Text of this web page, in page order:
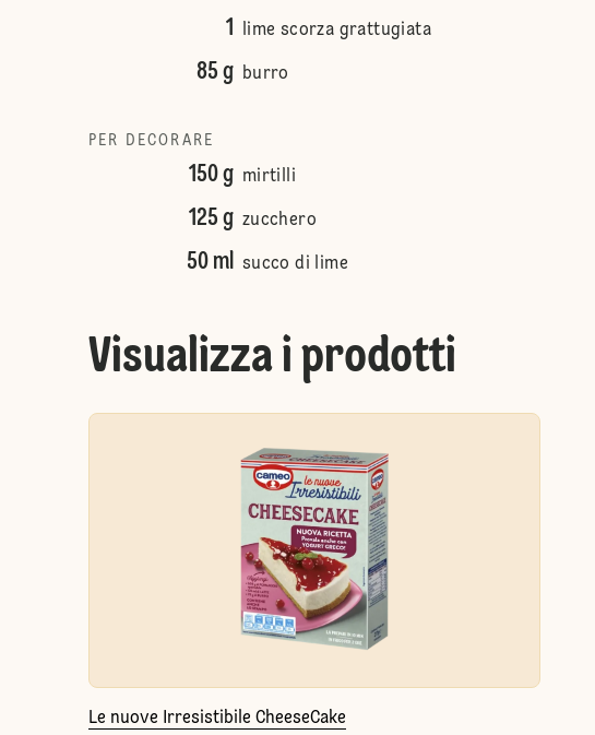
1 lime scorza grattugiata
85 g burro
PER DECORARE
150 g mirtilli
125 g zucchero
50 ml succo di lime
Visualizza i prodotti
Le nuove Irresistibile CheeseCake